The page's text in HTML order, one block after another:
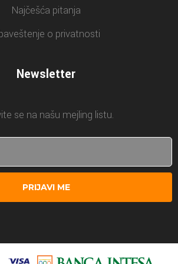
Najčešća pitanja
o privatnosti
Newsletter
se na našu mejling listu.
PRIJAVI ME